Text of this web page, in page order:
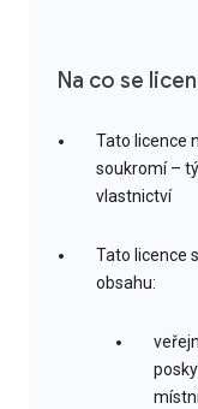
Na co se
Tato licence
soukromí –
vlastnictví
Tato licence
obsahu: